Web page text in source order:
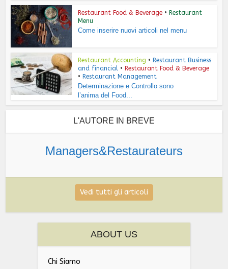
Restaurant Food & Beverage • Restaurant
Menu
Come inserire nuovi articoli nel menu
Restaurant Accounting • Restaurant Business
and financial • Restaurant Food & Beverage
• Restaurant Management
Determinazione e Controllo sono
l’anima del Food...
L'AUTORE IN BREVE
Managers&Restaurateurs
Vedi tutti gli articoli
ABOUT US
Chi Siamo